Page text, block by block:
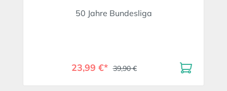
50 Jahre Bundesliga
23,99 €* 39,90 €